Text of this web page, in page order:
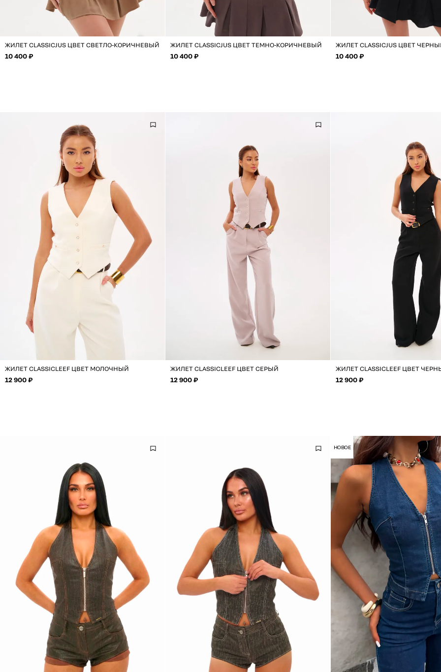
ЖИЛЕТ CLASSICJUS ЦВЕТ СВЕТЛО-КОРИЧНЕВЫЙ
10 400 ₽
ЖИЛЕТ CLASSICJUS ЦВЕТ ТЕМНО-КОРИЧНЕВЫЙ
10 400 ₽
ЖИЛЕТ CLASSICJUS ЦВЕТ
10 400 ₽
ЖИЛЕТ CLASSICLEEF ЦВЕТ МОЛОЧНЫЙ
12 900 ₽
ЖИЛЕТ CLASSICLEEF ЦВЕТ СЕРЫЙ
12 900 ₽
ЖИЛЕТ CLASSICLEEF ЦВЕТ
12 900 ₽
НОВОЕ